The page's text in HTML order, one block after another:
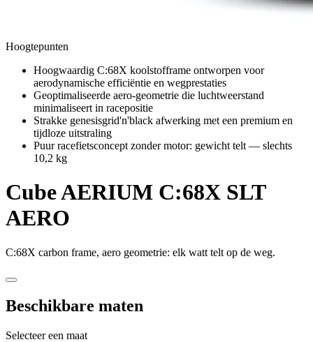
Hoogtepunten
Hoogwaardig C:68X koolstofframe ontworpen voor
aerodynamische efficiëntie en wegprestaties
Geoptimaliseerde aero-geometrie die luchtweerstand
minimaliseert in racepositie
Strakke genesisgrid'n'black afwerking met een premium en
tijdloze uitstraling
Puur racefietsconcept zonder motor: gewicht telt — slechts
10,2 kg
CubeAERIUM C:68X SLT
AERO
C:68X carbon frame, aero geometrie: elk watt telt op de weg.
Beschikbare maten
Selecteer een maat